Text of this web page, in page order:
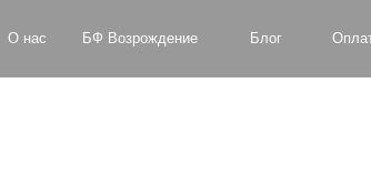
Оплата и доставка
БФ Возрождение Блог